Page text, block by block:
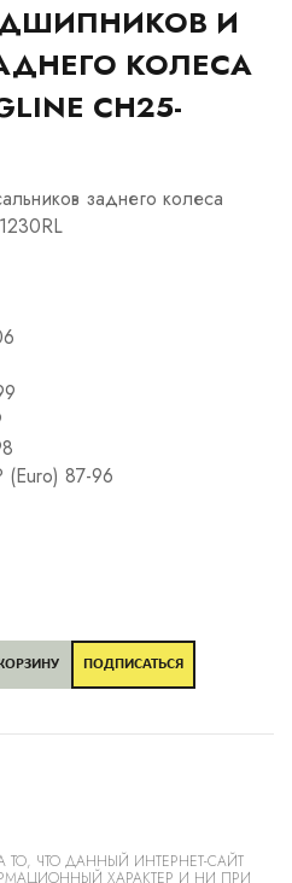
И
КОЛЕСА
CH25-
заднего колеса
(Euro) 87-96
ПОДПИСАТЬСЯ
ЧТО ДАННЫЙ ИНТЕРНЕТ-САЙТ
ХАРАКТЕР И НИ ПРИ